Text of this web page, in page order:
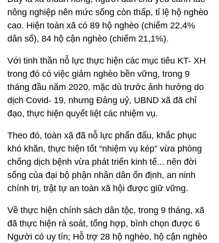
nông nghiệp nên mức sống còn thấp, tỉ lệ hộ nghèo
cao. Hiện toàn xã có 89 hộ nghèo (chiếm 22,4%
dân số), 84 hộ cận nghèo (chiếm 21,1%).
Với tinh thần nỗ lực thực hiện các mục tiêu KT- XH
trong đó có việc giảm nghèo bền vững, trong 9
tháng đầu năm 2020, mặc dù trước ảnh hưởng do
dịch Covid- 19, nhưng Đảng uỷ, UBND xã đã chỉ
đạo, thực hiện quyết liệt các nhiệm vụ.
Theo đó, toàn xã đã nỗ lực phấn đấu, khắc phục
khó khăn, thực hiện tốt “nhiệm vụ kép” vừa phòng
chống dịch bệnh vừa phát triển kinh tế... nên đời
sống của đại bộ phận nhân dân ổn định, an ninh
chính trị, trật tự an toàn xã hội được giữ vững.
Về thực hiện chính sách dân tộc, trong 9 tháng, xã
đã thực hiện rà soát, tổng hợp, bình chọn được 6
Người có uy tín; Hỗ trợ 28 hộ nghèo, hộ cận nghèo